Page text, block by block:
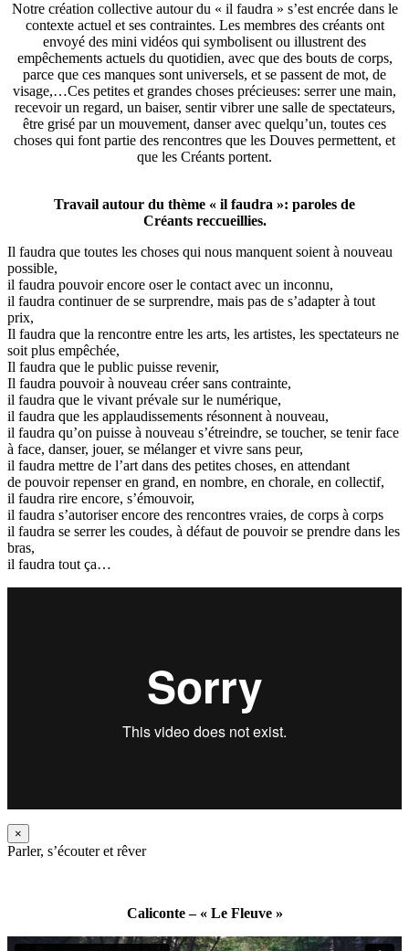
Notre création collective autour du « il faudra » s’est encrée dans le
contexte actuel et ses contraintes. Les membres des créants ont
envoyé des mini vidéos qui symbolisent ou illustrent des
empêchements actuels du quotidien, avec que des bouts de corps,
parce que ces manques sont universels, et se passent de mot, de
visage,…Ces petites et grandes choses précieuses: serrer une main,
recevoir un regard, un baiser, sentir vibrer une salle de spectateurs,
être grisé par un mouvement, danser avec quelqu’un, toutes ces
choses qui font partie des rencontres que les Douves permettent, et
que les Créants portent.
Travail autour du thème « il faudra »: paroles de
Créants reccueillies.
Il faudra que toutes les choses qui nous manquent soient à nouveau
possible,
il faudra pouvoir encore oser le contact avec un inconnu,
il faudra continuer de se surprendre, mais pas de s’adapter à tout
prix,
Il faudra que la rencontre entre les arts, les artistes, les spectateurs ne
soit plus empêchée,
Il faudra que le public puisse revenir,
Il faudra pouvoir à nouveau créer sans contrainte,
il faudra que le vivant prévale sur le numérique,
il faudra que les applaudissements résonnent à nouveau,
il faudra qu’on puisse à nouveau s’étreindre, se toucher, se tenir face
à face, danser, jouer, se mélanger et vivre sans peur,
il faudra mettre de l’art dans des petites choses, en attendant
de pouvoir repenser en grand, en nombre, en chorale, en collectif,
il faudra rire encore, s’émouvoir,
il faudra s’autoriser encore des rencontres vraies, de corps à corps
il faudra se serrer les coudes, à défaut de pouvoir se prendre dans les
bras,
il faudra tout ça…
×
Parler, s’écouter et rêver
Caliconte – « Le Fleuve »